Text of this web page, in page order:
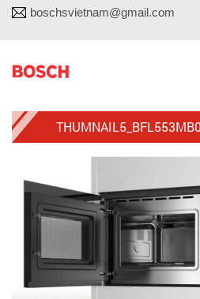
boschsvietnam@gmail.com